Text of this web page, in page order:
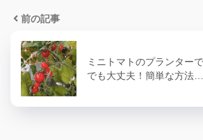
前の記事
ミニトマトのプランター
でも大丈夫！簡単な方法…